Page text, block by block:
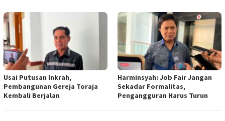
Usai Putusan Inkrah,
Pembangunan Gereja Toraja
Kembali Berjalan
Harminsyah: Job Fair Jangan
Sekadar Formalitas,
Pengangguran Harus Turun